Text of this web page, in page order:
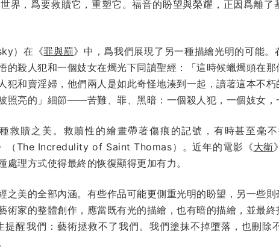
界，爲要救贖它，重塑它。福音的盼望與榮耀，正因爲離了
）在《罪與罰》中，爲我們展現了另一種描繪光明的可能
的殺人犯和一個妓女在燭光下同讀聖經：「這時候蠟燭頭在
犯和賣淫婦，他們兩人是如此奇怪地湊到一起，讀著這本不
照亮的」細節——苦難、罪、黑暗：一個殺人犯，一個妓女，
救贖之美。救贖性的繪畫帶著傷痕的記號，有時甚至毫
（The Incredulity of Saint Thomas）。近年的電影《大衛
理方式使得最終的恢復顯得更加有力。
之美的全部內涵。有些作品可能更側重光明的盼望，另一些
術家的整體創作，應當既有光的描繪，也有暗的描繪，並最
提醒我們：藝術拯救不了我們。我們塗抹不掉墮落，也刪除